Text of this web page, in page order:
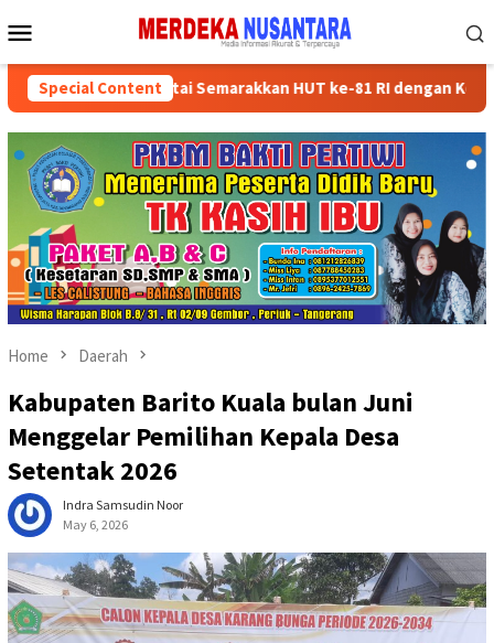
to
Menu
Special Content
Kader Partai Semarakkan HUT ke-81 RI dengan Kegiatan
Home Daerah
Kabupaten Barito Kuala bulan Juni
Menggelar Pemilihan Kepala Desa
Setentak 2026
Indra Samsudin Noor
May 6, 2026